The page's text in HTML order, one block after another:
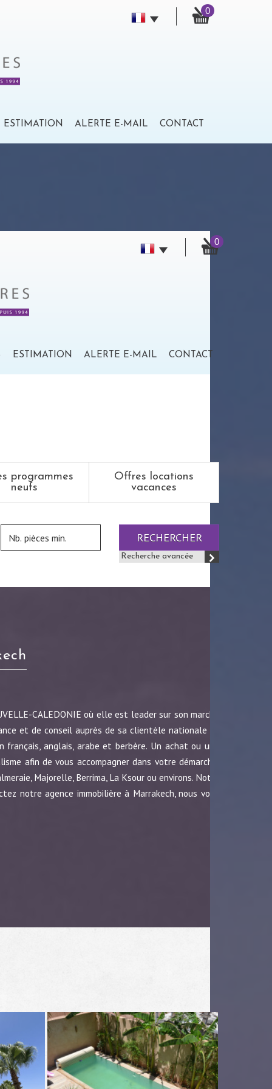
0
ESTIMATION ALERTE E-MAIL CONTACT
0
ESTIMATION ALERTE E-MAIL CONTACT
programmes
neufs
Offres locations
vacances
RECHERCHER
Recherche avancée
CALEDONIE où elle est leader sur son marché
et de conseil auprès de sa clientèle nationale et
anglais, arabe et berbère. Un achat ou une
afin de vous accompagner dans votre démarche.
Majorelle, Berrima, La Ksour ou environs. Notre
notre agence immobilière à Marrakech, nous vous